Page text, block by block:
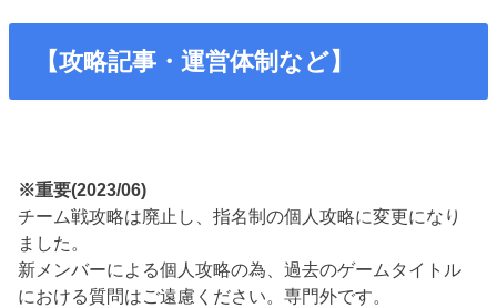
【攻略記事・運営体制など】
※重要(2023/06)
チーム戦攻略は廃止し、指名制の個人攻略に変更になり
ました。
新メンバーによる個人攻略の為、過去のゲームタイトル
における質問はご遠慮ください。専門外です。